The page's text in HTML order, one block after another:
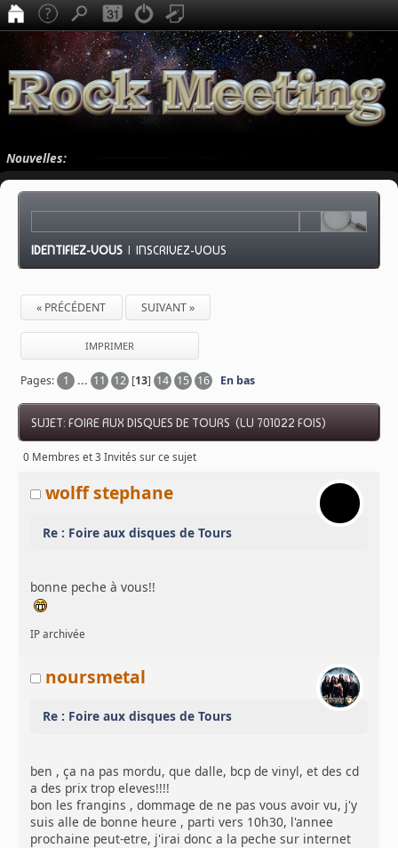
Nouvelles:
IDENTIFIEZ-VOUS |INSCRIVEZ-VOUS
« PRÉCÉDENT SUIVANT »
IMPRIMER
Pages: 1 ... 11 12 [13] 14 15 16 En bas
SUJET: FOIRE AUX DISQUES DE TOURS (LU 701022 FOIS)
0 Membres et 3 Invités sur ce sujet
wolff stephane
Re : Foire aux disques de Tours
bonne peche à vous!!
IP archivée
noursmetal
Re : Foire aux disques de Tours
ben , ça na pas mordu, que dalle, bcp de vinyl, et des cd
a des prix trop eleves!!!!
bon les frangins , dommage de ne pas vous avoir vu, j'y
suis alle de bonne heure , parti vers 10h30, l'annee
prochaine peut-etre, j'irai donc a la peche sur internet